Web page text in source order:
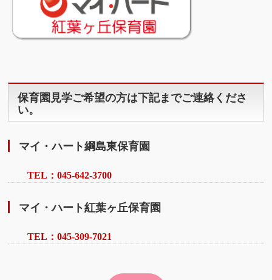
保育園見学ご希望の方は下記までご連絡くださ
い。
マイ・ハート綱島東保育園
TEL：045-642-3700
マイ・ハート紅葉ヶ丘保育園
TEL：045-309-7021